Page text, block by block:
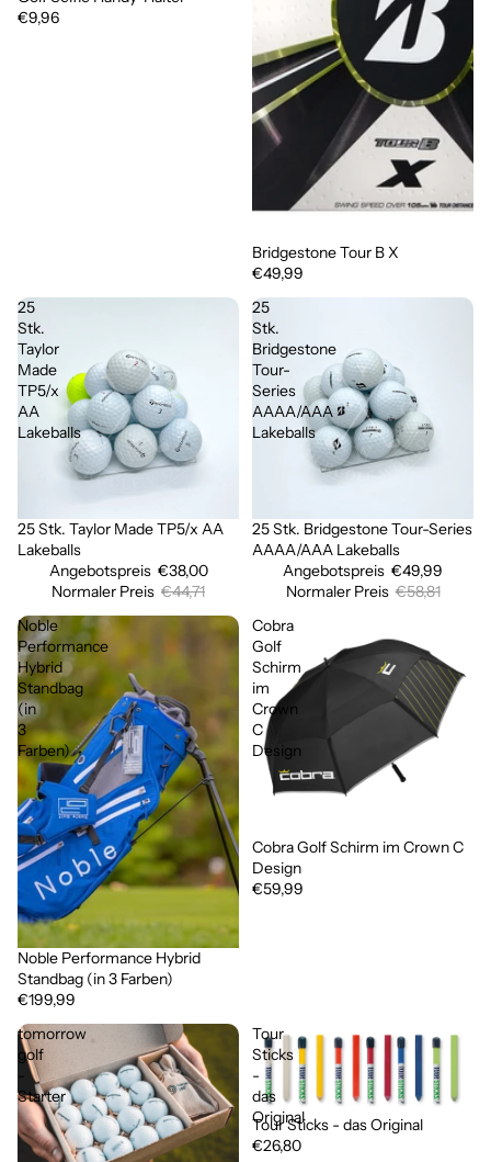
€9,96
Bridgestone Tour B X
€49,99
25
Stk.
Taylor
Made
TP5/x
AA
Lakeballs
Sale
25 Stk. Taylor Made TP5/x AA
Lakeballs
Angebotspreis €38,00
Normaler Preis €44,71
25
Stk.
Bridgestone
Tour-
Series
AAAA/AAA
Lakeballs
Sale
25 Stk. Bridgestone Tour-Series
AAAA/AAA Lakeballs
Angebotspreis €49,99
Normaler Preis €58,81
Noble
Performance
Hybrid
Standbag
(in
3
Farben)
Noble Performance Hybrid
Standbag (in 3 Farben)
€199,99
Cobra
Golf
Schirm
im
Crown
C
Design
Cobra Golf Schirm im Crown C
Design
€59,99
tomorrow
golf
Starter
Tour
Sticks
-
das
Original
Tour Sticks - das Original
€26,80